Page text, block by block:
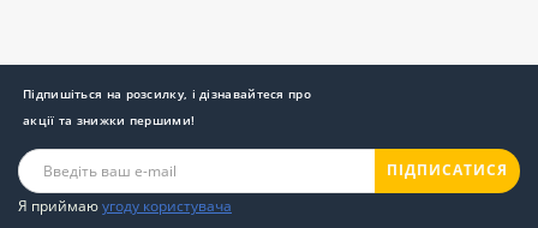
Підпишіться на розсилку, і дізнавайтеся про
акції та знижки першими!
ПІДПИСАТИСЯ
Я приймаюугоду користувача